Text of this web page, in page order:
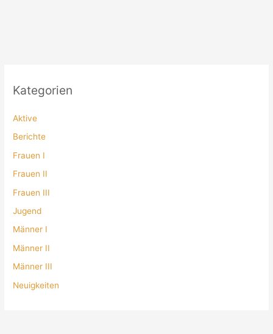
Kategorien
Aktive
Berichte
Frauen I
Frauen II
Frauen III
Jugend
Männer I
Männer II
Männer III
Neuigkeiten